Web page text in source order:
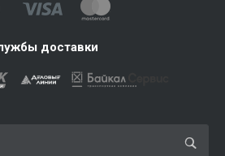
доставки